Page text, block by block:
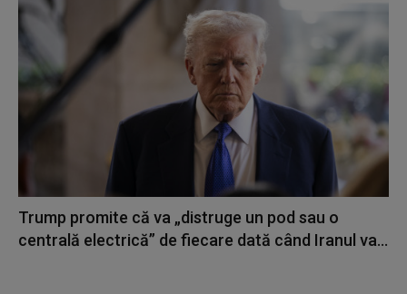
Trump promite că va „distruge un pod sau o
centrală electrică” de fiecare dată când Iranul va...